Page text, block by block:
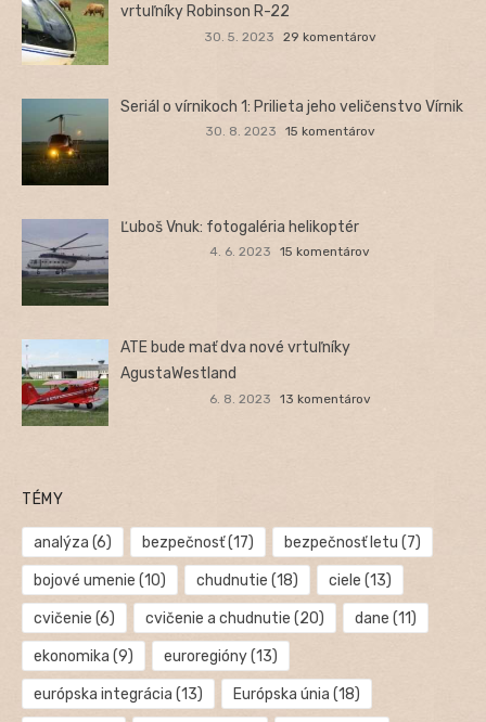
vrtuľníky Robinson R-22
30. 5. 2023 29 komentárov
Seriál o vírnikoch 1: Prilieta jeho veličenstvo Vírnik
30. 8. 2023 15 komentárov
Ľuboš Vnuk: fotogaléria helikoptér
4. 6. 2023 15 komentárov
ATE bude mať dva nové vrtuľníky
AgustaWestland
6. 8. 2023 13 komentárov
TÉMY
analýza (6) bezpečnosť(17) bezpečnosť letu (7)
bojové umenie (10) chudnutie (18) ciele (13)
cvičenie (6) cvičenie a chudnutie (20) dane (11)
ekonomika (9) euroregióny(13)
európska integrácia (13) Európska únia (18)